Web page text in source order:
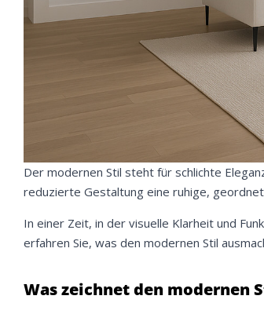
Der modernen Stil steht für schlichte
reduzierte Gestaltung eine ruhige,
In einer Zeit, in der visuelle Klarheit und
erfahren Sie, was den modernen Stil
Was zeichnet den modernen